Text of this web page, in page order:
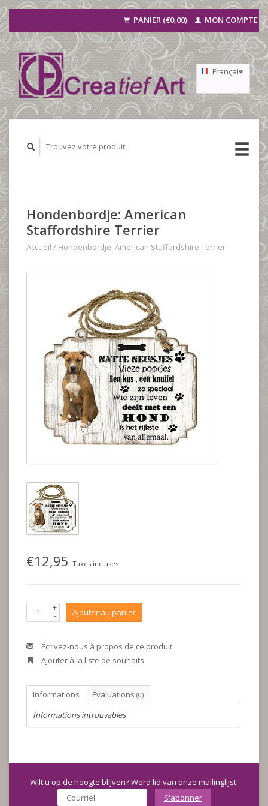
PANIER (€0,00) MON COMPTE
Français
Nederlands
Hondenbordje: American
Staffordshire Terrier
Accueil / Hondenbordje: American Staffordshire Terrier
€12,95 Taxes incluses
+
- Ajouter au panier
Écrivez-nous à propos de ce produit
Ajouter à la liste de souhaits
Informations Évaluations (0)
Informations introuvables
Wilt u op de hoogte blijven? Word lid van onze mailinglijst:
S'abonner